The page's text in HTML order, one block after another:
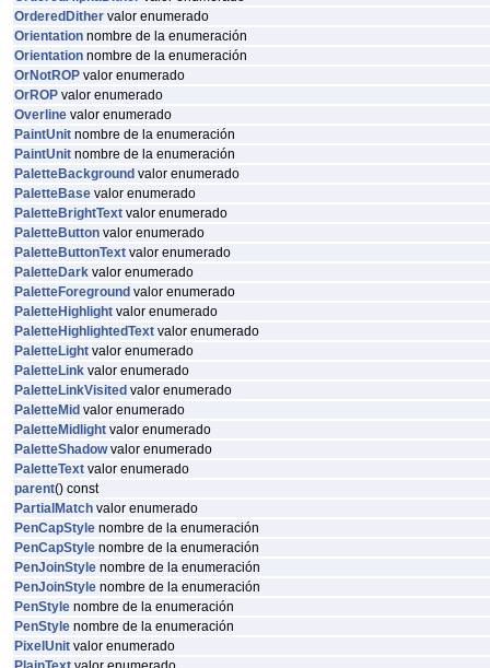
OrderedDither valor enumerado
Orientation nombre de la enumeración
Orientation nombre de la enumeración
OrNotROP valor enumerado
OrROP valor enumerado
Overline valor enumerado
PaintUnit nombre de la enumeración
PaintUnit nombre de la enumeración
PaletteBackground valor enumerado
PaletteBase valor enumerado
PaletteBrightText valor enumerado
PaletteButton valor enumerado
PaletteButtonText valor enumerado
PaletteDark valor enumerado
PaletteForeground valor enumerado
PaletteHighlight valor enumerado
PaletteHighlightedText valor enumerado
PaletteLight valor enumerado
PaletteLink valor enumerado
PaletteLinkVisited valor enumerado
PaletteMid valor enumerado
PaletteMidlight valor enumerado
PaletteShadowvalor enumerado
PaletteText valor enumerado
parent() const
PartialMatch valor enumerado
PenCapStyle nombre de la enumeración
PenCapStyle nombre de la enumeración
PenJoinStyle nombre de la enumeración
PenJoinStyle nombre de la enumeración
PenStyle nombre de la enumeración
PenStyle nombre de la enumeración
PixelUnit valor enumerado